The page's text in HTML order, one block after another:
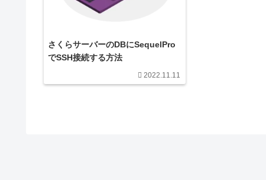
さくらサーバーのDBにSequelPro
でSSH接続する方法
2022.11.11